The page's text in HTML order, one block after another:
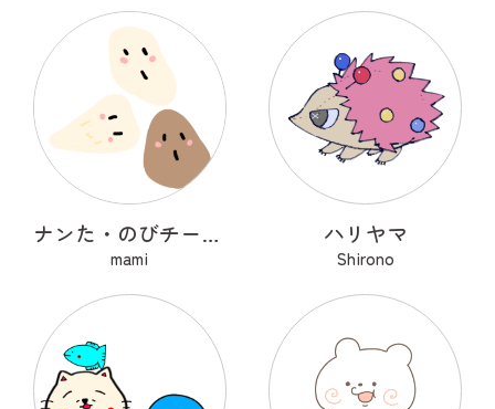
ナンた・のびチー・ショコナン
mami
ハリヤマ
Shirono